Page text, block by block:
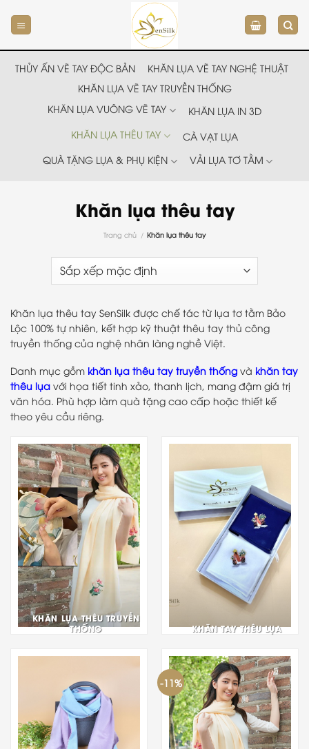
đến
nội
dung
THỦY ẤN VẼ TAY ĐỘC BẢN
KHĂN LỤA VẼ TAY NGHỆ THUẬT
KHĂN LỤA VẼ TAY TRUYỀN THỐNG
KHĂN LỤA VUÔNG VẼ TAY
KHĂN LỤA IN 3D
KHĂN LỤA THÊU TAY
CÀ VẠT LỤA
QUÀ TẶNG LỤA & PHỤ KIỆN
VẢI LỤA TƠ TẰM
Khăn lụa thêu tay
Trang chủ / Khăn lụa thêu tay
Khăn lụa thêu tay SenSilk được chế tác từ lụa tơ tằm Bảo
Lộc 100% tự nhiên, kết hợp kỹ thuật thêu tay thủ công
truyền thống của nghệ nhân làng nghề Việt.
Danh mục gồm khăn lụa thêu tay truyền thống và khăn tay
thêu lụa với họa tiết tinh xảo, thanh lịch, mang đậm giá trị
văn hóa. Phù hợp làm quà tặng cao cấp hoặc thiết kế
theo yêu cầu riêng.
KHĂN LỤA THÊU TRUYỀN
THỐNG
KHĂN TAY THÊU LỤA
-11%